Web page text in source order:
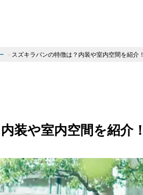
スズキラパンの特徴は？内装や室内空間を紹介！
装や室内空間を紹介！